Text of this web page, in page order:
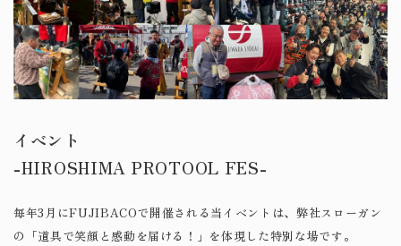
イベント
​​​​​​​-HIROSHIMA PROTOOL FES-
毎年3月にFUJIBACOで開催される当イベントは、​​​​​​​弊社スローガン
の「道具で笑顔と感動を届ける！」を体現した特別な場です。